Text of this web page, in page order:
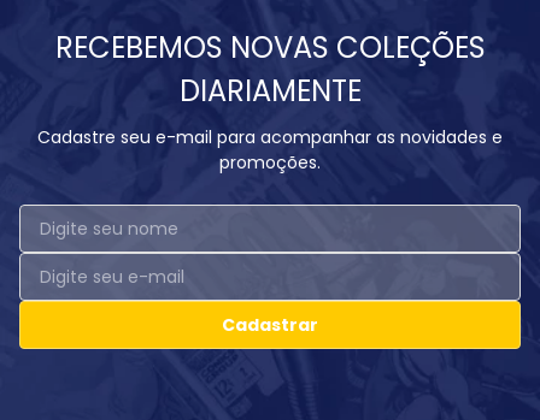
RECEBEMOS NOVAS COLEÇÕES
DIARIAMENTE
Cadastre seu e-mail para acompanhar as novidades e
promoções.
Cadastrar